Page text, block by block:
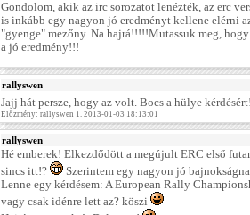
Gondolom, akik az irc sorozatot lenézték, az erc
is inkább egy nagyon jó eredményt kellene elérni
"gyenge" mezőny. Na hajrá!!!!!Mutassuk meg,
a jó eredmény!!!
rallyswen
Jajj hát persze, hogy az volt. Bocs a hülye
Előzmény: rallyswen 1. 2013-01-03 18:13:01
rallyswen
Hé emberek! Elkezdődött a megújult ERC első
sincs itt!?
Szerintem egy nagyon jó
Lenne egy kérdésem: A European Rally
vagy csak idénre lett az? köszi